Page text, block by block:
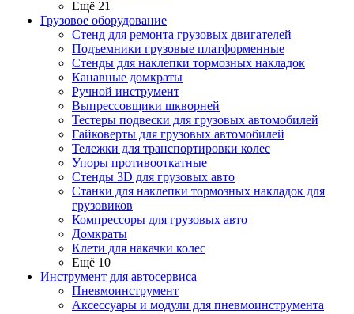
Ещё 21
Грузовое оборудование
Стенд для ремонта грузовых двигателей
Подъемники грузовые платформенные
Стенды для наклепки тормозных накладок
Канавные домкраты
Ручной инструмент
Выпрессовщики шкворней
Тестеры подвески для грузовых автомобилей
Гайковерты для грузовых автомобилей
Тележки для транспортировки колес
Упоры противооткатные
Стенды 3D для грузовых авто
Станки для наклепки тормозных накладок для
грузовиков
Компрессоры для грузовых авто
Домкраты
Клети для накачки колес
Ещё 10
Инструмент для автосервиса
Пневмоинструмент
Аксессуары и модули для пневмоинструмента